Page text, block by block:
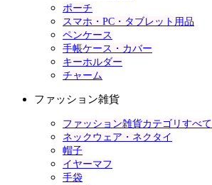
ポーチ
スマホ・PC・タブレット用品
ペンケース
手帳ケース・カバー
キーホルダー
チャーム
ファッション雑貨
ファッション雑貨カテゴリすべて
ネックウェア・ネクタイ
帽子
イヤーマフ
手袋